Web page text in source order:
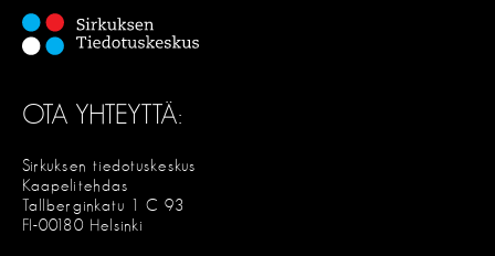
OTA YHTEYTTÄ:
Sirkuksen tiedotuskeskus
Kaapelitehdas
Tallberginkatu 1 C 93
FI-00180 Helsinki